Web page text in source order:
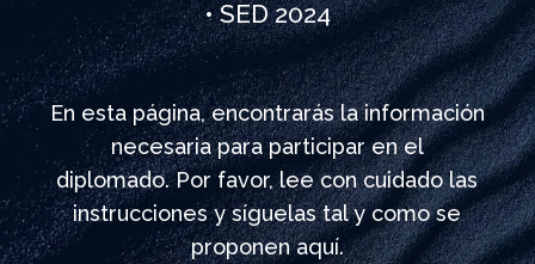
• SED 2024
En esta página, encontrarás la información
necesaria para participar en el
diplomado. Por favor, lee con cuidado las
instrucciones y síguelas tal y como se
proponen aquí.